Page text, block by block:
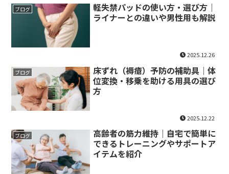
ブログ
軽失禁パッドの使い方・選び方｜
ライナーとの違いや男性用も解説
2025.12.26
ブログ
床ずれ（褥瘡）予防の補助具｜体
位変換・移乗を助ける用具の選び
方
2025.12.22
ブログ
高齢者の筋力維持｜自宅で簡単に
できるトレーニングやサポートア
イテムを紹介